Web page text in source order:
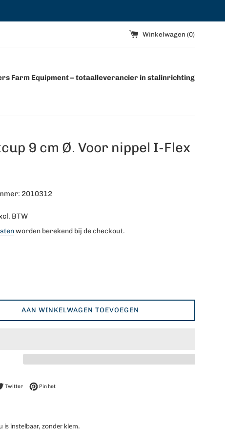
Winkelwagen (0)
Farm Equipment – totaalleverancier in stalinrichting
9 cm Ø. Voor nippel I-Flex
2010312
BTW
worden berekend bij de checkout.
AAN WINKELWAGEN TOEVOEGEN
op Facebook
TwitterTwitteren op Twitter
Pin hetPinnen op Pinterest
is instelbaar, zonder klem.